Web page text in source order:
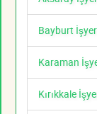
Bayburt
Karaman
Kırıkkale